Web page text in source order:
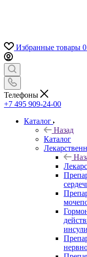
Избранные товары 0
Телефоны
+7 495 909-24-00
Каталог
Назад
Каталог